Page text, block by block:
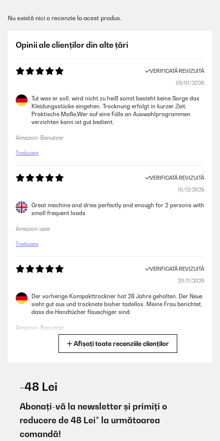
Nu există nici o recenzie la acest produs.
Opinii ale clienților din alte țări
VERIFICATĂ REVIZUITĂ
05/01/2026
Tut was er soll, wird nicht zu heiß somit besteht keine Sorge das
Kleidungsstücke eingehen. Trocknung erfolgt in kurzer Zeit.
Praktische Maße.Wer auf eine Fülle an Auswahlprogrammen
verzichten kann ist gut bedient.
Amazon-Benutzer
Traducere
VERIFICATĂ REVIZUITĂ
10/12/2025
Great machine and dries perfectly and enough for 2 persons with
small frequent loads
Amazon user
Traducere
VERIFICATĂ REVIZUITĂ
20/11/2025
Der vorherige Kompakttrockner hat 28 Jahre gehalten. Der Neue
sieht gut aus und trocknete bisher tadellos. Meine Frau berichtet,
dass die Handtücher flauschiger sind.
Amazon-Benutzer
abgebrochenenWo bekomme ich Ersatzteile dafür?
Amazon-Benutzer
Traducere
Afișați toate recenziile clienților
-48 Lei
Abonați-vă la newsletter și primiți o
reducere de 48 Lei* la următoarea
comandă!